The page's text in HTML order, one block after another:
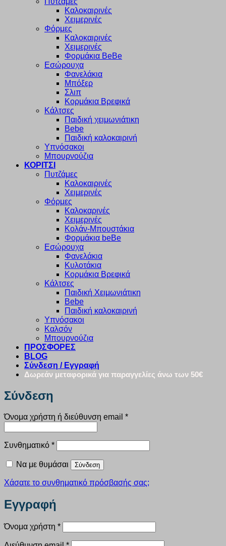
Καλοκαιρινές
Χειμερινές
Φόρμες
Καλοκαιρινές
Χειμερινές
Φορμάκια BeBe
Εσώρουχα
Φανελάκια
Μπόξερ
Σλιπ
Κορμάκια Βρεφικά
Κάλτσες
Παιδική χειμωνιάτικη
Bebe
Παιδική καλοκαιρινή
Υπνόσακοι
Μπουρνούζια
ΚΟΡΙΤΣΙ
Πυτζάμες
Καλοκαιρινές
Χειμερινές
Φόρμες
Καλοκαρινές
Χειμερινές
Κολάν-Μπουστάκια
Φορμάκια beBe
Εσώρουχα
Φανελάκια
Κυλοτάκια
Κορμάκια Βρεφικά
Κάλτσες
Παιδική Χειμωνιάτικη
Bebe
Παιδική καλοκαιρινή
Υπνόσακοι
Καλσόν
Μπουρνούζια
ΠΡΟΣΦΟΡΕΣ
BLOG
Σύνδεση / Εγγραφή
Δωρεάν μεταφορικά για παραγγελίες άνω των 50€
Σύνδεση
Όνομα χρήστη ή διεύθυνση email *Απαιτείται
Συνθηματικό *Απαιτείται
Να με θυμάσαι Σύνδεση
Χάσατε το συνθηματικό πρόσβασής σας;
Εγγραφή
Όνομα χρήστη *Απαιτείται